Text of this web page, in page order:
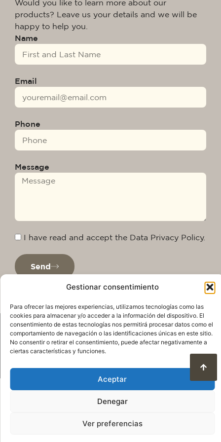
Gestionar consentimiento
Para ofrecer las mejores experiencias, utilizamos tecnologías como las
cookies para almacenar y/o acceder a la información del dispositivo. El
consentimiento de estas tecnologías nos permitirá procesar datos como el
comportamiento de navegación o las identificaciones únicas en este sitio.
No consentir o retirar el consentimiento, puede afectar negativamente a
ciertas características y funciones.
Aceptar
Denegar
Ver preferencias
Would you like to learn more about our
products? Leave us your details and we will be
happy to help you.
Name
Email
Phone
Message
I have read and accept the Data Privacy Policy.
Send
Privacy PolicyLegal warningCookie Policy
Terms of use and data protection